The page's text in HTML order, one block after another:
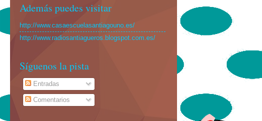
Además puedes visitar
http://www.casaescuelasantiagouno.es/
http://www.radiosantiagueros.blogspot.com.es/
Síguenos la pista
Entradas
Comentarios